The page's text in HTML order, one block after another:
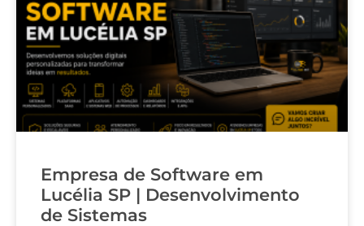
Empresa de Software em
Lucélia SP | Desenvolvimento
de Sistemas